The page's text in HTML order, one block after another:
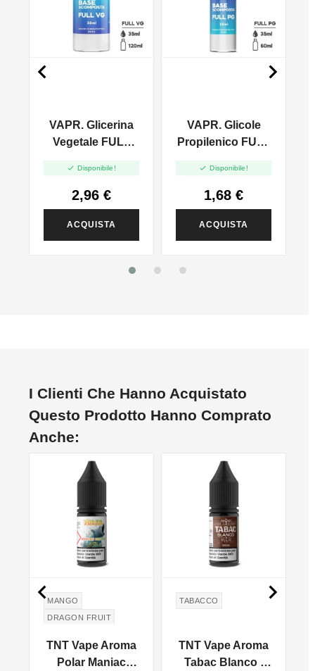
VAPR. Glicerina
Vegetale FULL
120ml
 Disponibile!
2,96 €
ACQUISTA
VAPR. Glicole
Propilenico FULL
 Disponibile!
1,68 €
ACQUISTA
 
I Clienti Che Hanno Acquistato
Questo Prodotto Hanno Comprato
Anche:
MANGO
DRAGON FRUIT
POMEGRANATE
TNT Vape Aroma
Polar Maniac
TABACCO
TNT Vape Aroma
Tabac Blanco -
 